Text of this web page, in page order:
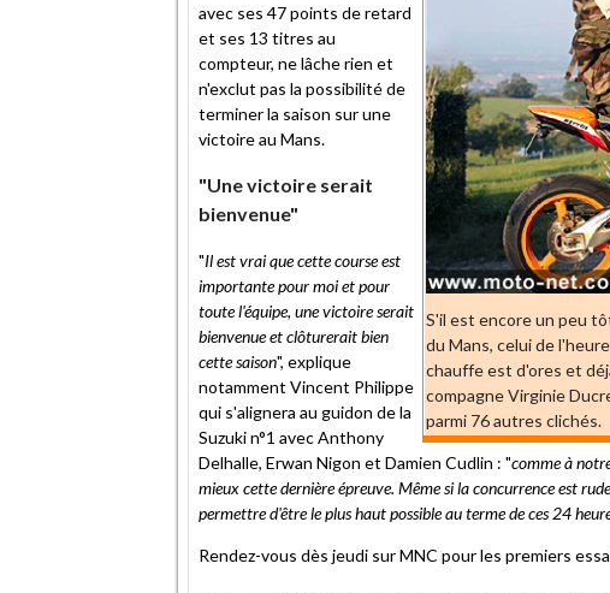
S'il est encore un peu
du Mans, celui de
chauffe est d'ores et
compagne Virginie
parmi 76 autres clichés.
avec ses 47 points de retard
et ses 13 titres au
compteur, ne lâche rien et
n'exclut pas la possibilité de
terminer la saison sur une
victoire au Mans.
"Une victoire serait
bienvenue"
"Il est vrai que cette course est
importante pour moi et pour
toute l'équipe, une victoire serait
bienvenue et clôturerait bien
cette saison", explique
notamment Vincent Philippe
qui s'alignera au guidon de la
Suzuki n°1 avec Anthony
Delhalle, Erwan Nigon et Damien Cudlin : "comme à
mieux cette dernière épreuve. Même si la concurrence est
permettre d'être le plus haut possible au terme de ces 24
Rendez-vous dès jeudi sur MNC pour les premiers